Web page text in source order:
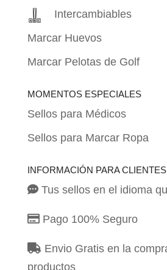
Intercambiables
Marcar Huevos
Marcar Pelotas de Golf
MOMENTOS ESPECIALES
Sellos para Médicos
Sellos para Marcar Ropa
INFORMACIÓN PARA CLIENTES
Tus sellos en el idioma
Pago 100% Seguro
Envio Gratis en la
productos